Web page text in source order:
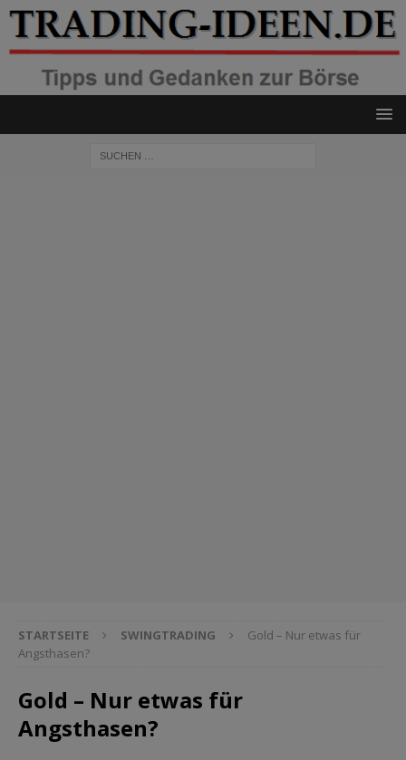
STARTSEITE SWINGTRADING
Gold – Nur etwas für
Angsthasen?
Gold – Nur etwas für
Angsthasen?